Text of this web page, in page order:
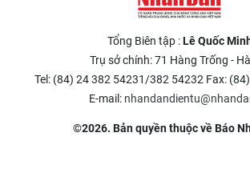
Tổng Biên tập :Lê Quốc
Trụ sở chính: 71 Hàng Trống -
Tel: (84) 24 382 54231/382 54232 Fax:
E-mail:
©2026. Bản quyền thuộc về Báo